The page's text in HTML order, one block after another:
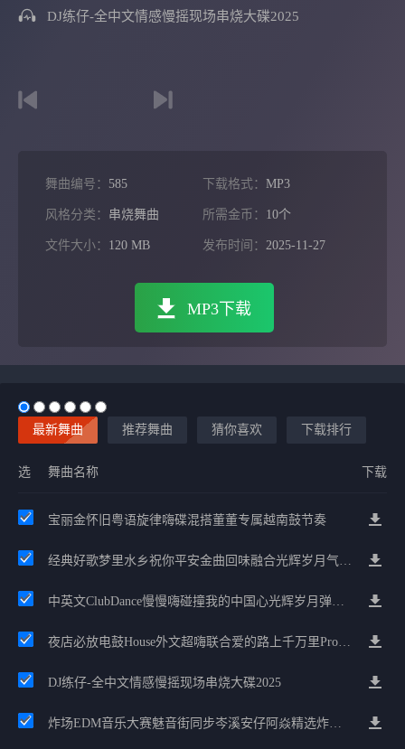
DJ练仔-全中文情感慢摇现场串烧大碟2025
舞曲编号： 585 下载格式： MP3
风格分类： 串烧舞曲 所需金币： 10个
文件大小： 120 MB 发布时间： 2025-11-27
MP3下载
最新舞曲 推荐舞曲 猜你喜欢 下载排行
选 舞曲名称 下载
宝丽金怀旧粤语旋律嗨碟混搭董董专属越南鼓节奏
经典好歌梦里水乡祝你平安金曲回味融合光辉岁月气氛中文兄弟串烧
中英文ClubDance慢慢嗨碰撞我的中国心光辉岁月弹鼓车载
夜店必放电鼓House外文超嗨联合爱的路上千万里Prog包房漫步上头
DJ练仔-全中文情感慢摇现场串烧大碟2025
炸场EDM音乐大赛魅音街同步岑溪安仔阿焱精选炸场歌路串烧